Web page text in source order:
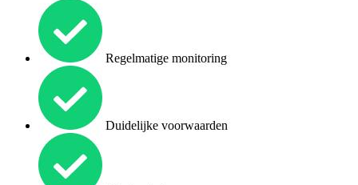
Regelmatige monitoring
Duidelijke voorwaarden